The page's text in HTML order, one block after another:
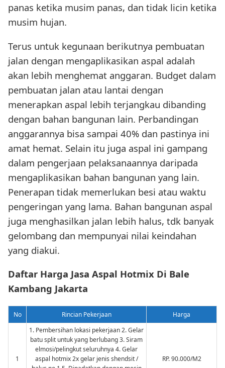
panas ketika musim panas, dan tidak licin ketika
musim hujan.
Terus untuk kegunaan berikutnya pembuatan
jalan dengan mengaplikasikan aspal adalah
akan lebih menghemat anggaran. Budget dalam
pembuatan jalan atau lantai dengan
menerapkan aspal lebih terjangkau dibanding
dengan bahan bangunan lain. Perbandingan
anggarannya bisa sampai 40% dan pastinya ini
amat hemat. Selain itu juga aspal ini gampang
dalam pengerjaan pelaksanaannya daripada
mengaplikasikan bahan bangunan yang lain.
Penerapan tidak memerlukan besi atau waktu
pengeringan yang lama. Bahan bangunan aspal
juga menghasilkan jalan lebih halus, tdk banyak
gelombang dan mempunyai nilai keindahan
yang diakui.
Daftar Harga Jasa Aspal Hotmix Di Bale
Kambang Jakarta
No Rincian Pekerjaan Harga
1
1. Pembersihan lokasi pekerjaan 2. Gelar
batu split untuk yang berlubang 3. Siram
elmosi/pelingkut seluruhnya 4. Gelar
aspal hotmix 2x gelar jenis shendsit /
RP. 90.000/M2